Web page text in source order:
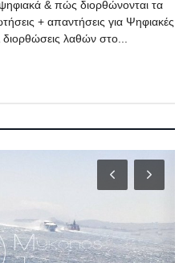
& πώς διορθώνονται τα
+ απαντήσεις για Ψηφιακές
λαθών στο...